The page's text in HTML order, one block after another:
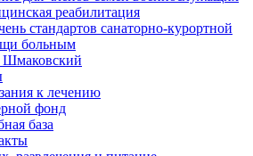
реабилитация
стандартов санаторно-курортной
больным
Шмаковский
к лечению
фонд
база